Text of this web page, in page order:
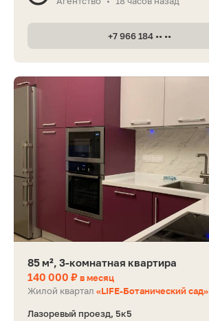
+7 966 184 •• ••
85 м², 3-комнатная квартира
140 000 ₽в месяц
Жилой квартал «LIFE-Ботанический сад»
Лазоревый проезд, 5к5